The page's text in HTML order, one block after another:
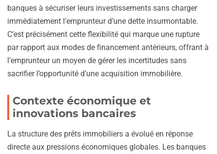
banques à sécuriser leurs investissements sans charger
immédiatement l’emprunteur d’une dette insurmontable.
C’est précisément cette flexibilité qui marque une rupture
par rapport aux modes de financement antérieurs, offrant à
l’emprunteur un moyen de gérer les incertitudes sans
sacrifier l’opportunité d’une acquisition immobilière.
Contexte économique et
innovations bancaires
La structure des prêts immobiliers a évolué en réponse
directe aux pressions économiques globales. Les banques